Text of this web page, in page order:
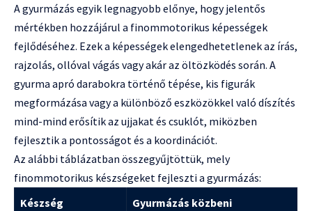
A gyurmázás egyik legnagyobb előnye, hogy jelentős
mértékben hozzájárul a finommotorikus képességek
fejlődéséhez. Ezek a képességek elengedhetetlenek az írás,
rajzolás, ollóval vágás vagy akár az öltözködés során. A
gyurma apró darabokra történő tépése, kis figurák
megformázása vagy a különböző eszközökkel való díszítés
mind-mind erősítik az ujjakat és csuklót, miközben
fejlesztik a pontosságot és a koordinációt.
Az alábbi táblázatban összegyűjtöttük, mely
finommotorikus készségeket fejleszti a gyurmázás:
Készség
Gyurmázás közbeni